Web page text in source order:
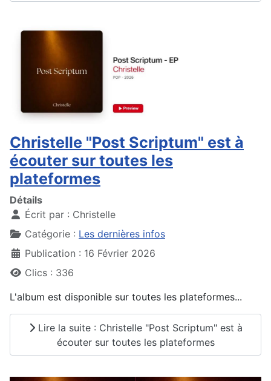
Christelle "Post Scriptum" est à
écouter sur toutes les
plateformes
Détails
Écrit par : Christelle
Catégorie : Les dernières infos
Publication : 16 Février 2026
Clics : 336
L'album est disponible sur toutes les plateformes...
Lire la suite : Christelle "Post Scriptum" est à
écouter sur toutes les plateformes